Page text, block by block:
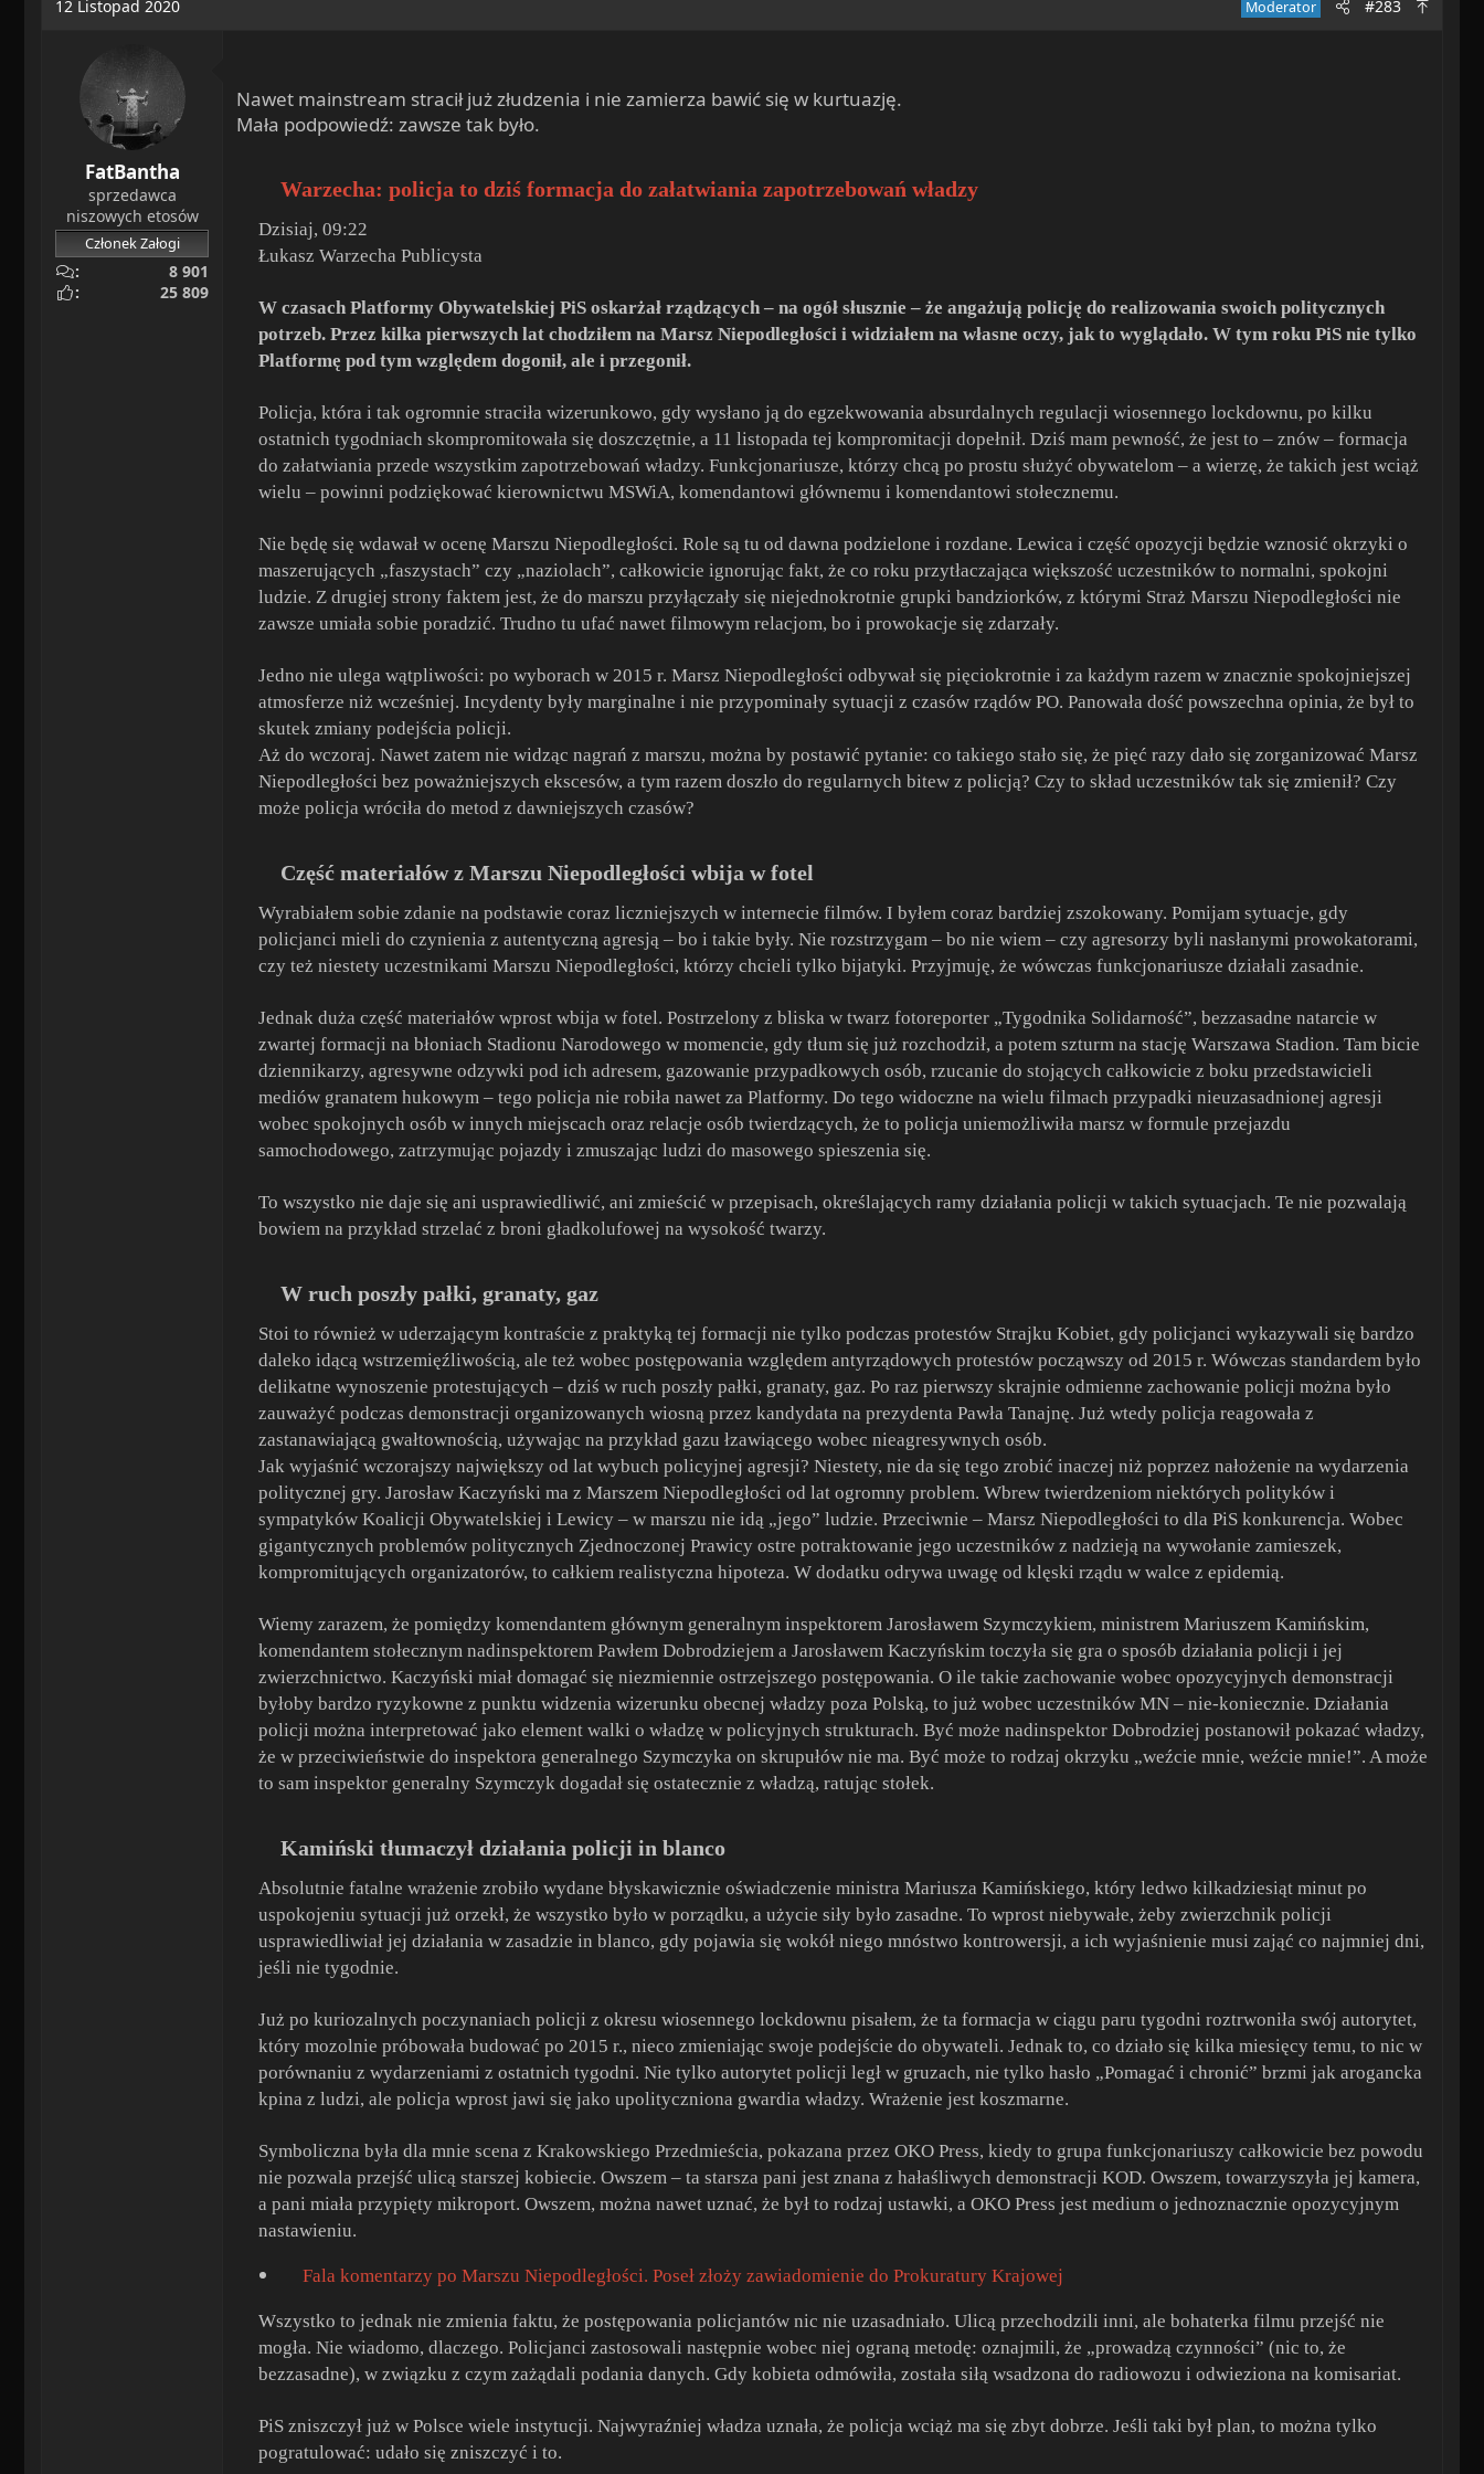
12 Listopad 2020 Moderator #283
FatBantha
sprzedawca
niszowych etosów
Członek Załogi
8 901
25 809
Nawet mainstream stracił już złudzenia i nie zamierza bawić się w kurtuazję.
Mała podpowiedź: zawsze tak było.
Warzecha: policja to dziś formacja do załatwiania zapotrzebowań władzy
Dzisiaj, 09:22
Łukasz Warzecha Publicysta
W czasach Platformy Obywatelskiej PiS oskarżał rządzących – na ogół słusznie – że angażują policję do realizowania swoich politycznych
potrzeb. Przez kilka pierwszych lat chodziłem na Marsz Niepodległości i widziałem na własne oczy, jak to wyglądało. W tym roku PiS nie tylko
Platformę pod tym względem dogonił, ale i przegonił.
Policja, która i tak ogromnie straciła wizerunkowo, gdy wysłano ją do egzekwowania absurdalnych regulacji wiosennego lockdownu, po kilku
ostatnich tygodniach skompromitowała się doszczętnie, a 11 listopada tej kompromitacji dopełnił. Dziś mam pewność, że jest to – znów – formacja
do załatwiania przede wszystkim zapotrzebowań władzy. Funkcjonariusze, którzy chcą po prostu służyć obywatelom – a wierzę, że takich jest wciąż
wielu – powinni podziękować kierownictwu MSWiA, komendantowi głównemu i komendantowi stołecznemu.
Nie będę się wdawał w ocenę Marszu Niepodległości. Role są tu od dawna podzielone i rozdane. Lewica i część opozycji będzie wznosić okrzyki o
maszerujących „faszystach” czy „naziolach”, całkowicie ignorując fakt, że co roku przytłaczająca większość uczestników to normalni, spokojni
ludzie. Z drugiej strony faktem jest, że do marszu przyłączały się niejednokrotnie grupki bandziorków, z którymi Straż Marszu Niepodległości nie
zawsze umiała sobie poradzić. Trudno tu ufać nawet filmowym relacjom, bo i prowokacje się zdarzały.
Jedno nie ulega wątpliwości: po wyborach w 2015 r. Marsz Niepodległości odbywał się pięciokrotnie i za każdym razem w znacznie spokojniejszej
atmosferze niż wcześniej. Incydenty były marginalne i nie przypominały sytuacji z czasów rządów PO. Panowała dość powszechna opinia, że był to
skutek zmiany podejścia policji.
Aż do wczoraj. Nawet zatem nie widząc nagrań z marszu, można by postawić pytanie: co takiego stało się, że pięć razy dało się zorganizować Marsz
Niepodległości bez poważniejszych ekscesów, a tym razem doszło do regularnych bitew z policją? Czy to skład uczestników tak się zmienił? Czy
może policja wróciła do metod z dawniejszych czasów?
Część materiałów z Marszu Niepodległości wbija w fotel
Wyrabiałem sobie zdanie na podstawie coraz liczniejszych w internecie filmów. I byłem coraz bardziej zszokowany. Pomijam sytuacje, gdy
policjanci mieli do czynienia z autentyczną agresją – bo i takie były. Nie rozstrzygam – bo nie wiem – czy agresorzy byli nasłanymi prowokatorami,
czy też niestety uczestnikami Marszu Niepodległości, którzy chcieli tylko bijatyki. Przyjmuję, że wówczas funkcjonariusze działali zasadnie.
Jednak duża część materiałów wprost wbija w fotel. Postrzelony z bliska w twarz fotoreporter „Tygodnika Solidarność”, bezzasadne natarcie w
zwartej formacji na błoniach Stadionu Narodowego w momencie, gdy tłum się już rozchodził, a potem szturm na stację Warszawa Stadion. Tam bicie
dziennikarzy, agresywne odzywki pod ich adresem, gazowanie przypadkowych osób, rzucanie do stojących całkowicie z boku przedstawicieli
mediów granatem hukowym – tego policja nie robiła nawet za Platformy. Do tego widoczne na wielu filmach przypadki nieuzasadnionej agresji
wobec spokojnych osób w innych miejscach oraz relacje osób twierdzących, że to policja uniemożliwiła marsz w formule przejazdu
samochodowego, zatrzymując pojazdy i zmuszając ludzi do masowego spieszenia się.
To wszystko nie daje się ani usprawiedliwić, ani zmieścić w przepisach, określających ramy działania policji w takich sytuacjach. Te nie pozwalają
bowiem na przykład strzelać z broni gładkolufowej na wysokość twarzy.
W ruch poszły pałki, granaty, gaz
Stoi to również w uderzającym kontraście z praktyką tej formacji nie tylko podczas protestów Strajku Kobiet, gdy policjanci wykazywali się bardzo
daleko idącą wstrzemięźliwością, ale też wobec postępowania względem antyrządowych protestów począwszy od 2015 r. Wówczas standardem było
delikatne wynoszenie protestujących – dziś w ruch poszły pałki, granaty, gaz. Po raz pierwszy skrajnie odmienne zachowanie policji można było
zauważyć podczas demonstracji organizowanych wiosną przez kandydata na prezydenta Pawła Tanajnę. Już wtedy policja reagowała z
zastanawiającą gwałtownością, używając na przykład gazu łzawiącego wobec nieagresywnych osób.
Jak wyjaśnić wczorajszy największy od lat wybuch policyjnej agresji? Niestety, nie da się tego zrobić inaczej niż poprzez nałożenie na wydarzenia
politycznej gry. Jarosław Kaczyński ma z Marszem Niepodległości od lat ogromny problem. Wbrew twierdzeniom niektórych polityków i
sympatyków Koalicji Obywatelskiej i Lewicy – w marszu nie idą „jego” ludzie. Przeciwnie – Marsz Niepodległości to dla PiS konkurencja. Wobec
gigantycznych problemów politycznych Zjednoczonej Prawicy ostre potraktowanie jego uczestników z nadzieją na wywołanie zamieszek,
kompromitujących organizatorów, to całkiem realistyczna hipoteza. W dodatku odrywa uwagę od klęski rządu w walce z epidemią.
Wiemy zarazem, że pomiędzy komendantem głównym generalnym inspektorem Jarosławem Szymczykiem, ministrem Mariuszem Kamińskim,
komendantem stołecznym nadinspektorem Pawłem Dobrodziejem a Jarosławem Kaczyńskim toczyła się gra o sposób działania policji i jej
zwierzchnictwo. Kaczyński miał domagać się niezmiennie ostrzejszego postępowania. O ile takie zachowanie wobec opozycyjnych demonstracji
byłoby bardzo ryzykowne z punktu widzenia wizerunku obecnej władzy poza Polską, to już wobec uczestników MN – nie-koniecznie. Działania
policji można interpretować jako element walki o władzę w policyjnych strukturach. Być może nadinspektor Dobrodziej postanowił pokazać władzy,
że w przeciwieństwie do inspektora generalnego Szymczyka on skrupułów nie ma. Być może to rodzaj okrzyku „weźcie mnie, weźcie mnie!”. A może
to sam inspektor generalny Szymczyk dogadał się ostatecznie z władzą, ratując stołek.
Kamiński tłumaczył działania policji in blanco
Absolutnie fatalne wrażenie zrobiło wydane błyskawicznie oświadczenie ministra Mariusza Kamińskiego, który ledwo kilkadziesiąt minut po
uspokojeniu sytuacji już orzekł, że wszystko było w porządku, a użycie siły było zasadne. To wprost niebywałe, żeby zwierzchnik policji
usprawiedliwiał jej działania w zasadzie in blanco, gdy pojawia się wokół niego mnóstwo kontrowersji, a ich wyjaśnienie musi zająć co najmniej dni,
jeśli nie tygodnie.
Już po kuriozalnych poczynaniach policji z okresu wiosennego lockdownu pisałem, że ta formacja w ciągu paru tygodni roztrwoniła swój autorytet,
który mozolnie próbowała budować po 2015 r., nieco zmieniając swoje podejście do obywateli. Jednak to, co działo się kilka miesięcy temu, to nic w
porównaniu z wydarzeniami z ostatnich tygodni. Nie tylko autorytet policji legł w gruzach, nie tylko hasło „Pomagać i chronić” brzmi jak arogancka
kpina z ludzi, ale policja wprost jawi się jako upolityczniona gwardia władzy. Wrażenie jest koszmarne.
Symboliczna była dla mnie scena z Krakowskiego Przedmieścia, pokazana przez OKO Press, kiedy to grupa funkcjonariuszy całkowicie bez powodu
nie pozwala przejść ulicą starszej kobiecie. Owszem – ta starsza pani jest znana z hałaśliwych demonstracji KOD. Owszem, towarzyszyła jej kamera,
a pani miała przypięty mikroport. Owszem, można nawet uznać, że był to rodzaj ustawki, a OKO Press jest medium o jednoznacznie opozycyjnym
nastawieniu.
Fala komentarzy po Marszu Niepodległości. Poseł złoży zawiadomienie do Prokuratury Krajowej
Wszystko to jednak nie zmienia faktu, że postępowania policjantów nic nie uzasadniało. Ulicą przechodzili inni, ale bohaterka filmu przejść nie
mogła. Nie wiadomo, dlaczego. Policjanci zastosowali następnie wobec niej ograną metodę: oznajmili, że „prowadzą czynności” (nic to, że
bezzasadne), w związku z czym zażądali podania danych. Gdy kobieta odmówiła, została siłą wsadzona do radiowozu i odwieziona na komisariat.
PiS zniszczył już w Polsce wiele instytucji. Najwyraźniej władza uznała, że policja wciąż ma się zbyt dobrze. Jeśli taki był plan, to można tylko
pogratulować: udało się zniszczyć i to.